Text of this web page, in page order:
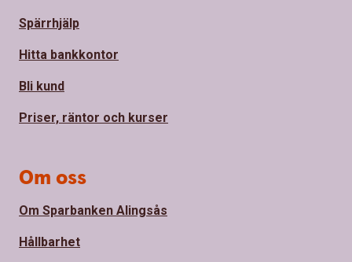
Spärrhjälp
Hitta bankkontor
Bli kund
Priser, räntor och kurser
Om oss
Om Sparbanken Alingsås
Hållbarhet